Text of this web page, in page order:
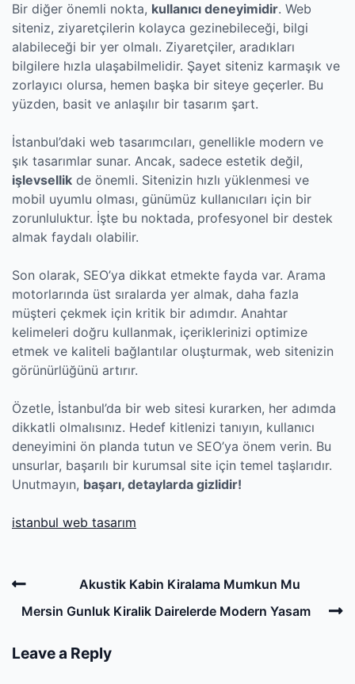
Bir diğer önemli nokta, kullanıcı deneyimidir. Web
siteniz, ziyaretçilerin kolayca gezinebileceği, bilgi
alabileceği bir yer olmalı. Ziyaretçiler, aradıkları
bilgilere hızla ulaşabilmelidir. Şayet siteniz karmaşık ve
zorlayıcı olursa, hemen başka bir siteye geçerler. Bu
yüzden, basit ve anlaşılır bir tasarım şart.
İstanbul’daki web tasarımcıları, genellikle modern ve
şık tasarımlar sunar. Ancak, sadece estetik değil,
işlevsellik de önemli. Sitenizin hızlı yüklenmesi ve
mobil uyumlu olması, günümüz kullanıcıları için bir
zorunluluktur. İşte bu noktada, profesyonel bir destek
almak faydalı olabilir.
Son olarak, SEO’ya dikkat etmekte fayda var. Arama
motorlarında üst sıralarda yer almak, daha fazla
müşteri çekmek için kritik bir adımdır. Anahtar
kelimeleri doğru kullanmak, içeriklerinizi optimize
etmek ve kaliteli bağlantılar oluşturmak, web sitenizin
görünürlüğünü artırır.
Özetle, İstanbul’da bir web sitesi kurarken, her adımda
dikkatli olmalısınız. Hedef kitlenizi tanıyın, kullanıcı
deneyimini ön planda tutun ve SEO’ya önem verin. Bu
unsurlar, başarılı bir kurumsal site için temel taşlarıdır.
Unutmayın, başarı, detaylarda gizlidir!
istanbul web tasarım
Post
navigation
Previous
Post
Akustik Kabin Kiralama Mumkun Mu
Mersin Gunluk Kiralik Dairelerde Modern Yasam
Leave a Reply